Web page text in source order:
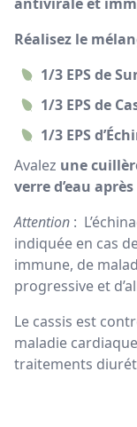
Réalisez le
1/3 EPS de
1/3 EPS de
1/3 EPS
Avalez une
verre d’eau
Attention :
indiquée en cas
immune, de
progressive et
Le cassis est
maladie
traitements